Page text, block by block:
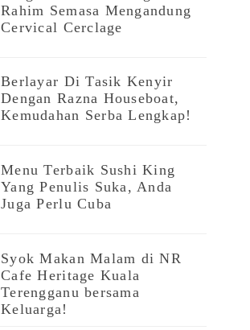
Rahim Semasa Mengandung
Cervical Cerclage
Berlayar Di Tasik Kenyir
Dengan Razna Houseboat,
Kemudahan Serba Lengkap!
Menu Terbaik Sushi King
Yang Penulis Suka, Anda
Juga Perlu Cuba
Syok Makan Malam di NR
Cafe Heritage Kuala
Terengganu bersama
Keluarga!